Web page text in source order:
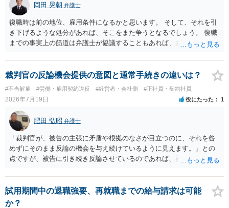
岡田 晃朝 弁護士
復職時は前の地位、雇用条件になるかと思います。 そして、それを引
き下げるような処分があれば、そこをまた争うとなるでしょう。 復職
までの事実上の筋道は弁護士が協議することもあれば、あなたがご自
ょうから、別途費用が発生することもありますが、出勤日時の設定く
らいならサービスでしてくれるかもしれません。
裁判官の反論機会提供の意図と通常手続きの違いは？
#不当解雇 #労働・雇用契約違反 #経営者・会社側 #正社員・契約社員
2026年7月19日 役にたった 1
肥田 弘昭 弁護士
「裁判官が、被告の主張に矛盾や根拠のなさが目立つのに、それを咎
めずにそのまま反論の機会を与え続けているように見えます。」との
点ですが、被告に引き続き反論させているのであれば、被告の主張が
くしている場合があります。被告がこれ以上ありませんと言えば終わ
るかと思います。ご参考にしてください。
試用期間中の退職強要、再就職までの給与請求は可能
か？